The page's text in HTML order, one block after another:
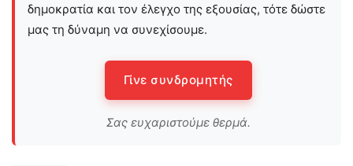
δημοκρατία και τον έλεγχο της εξουσίας, τότε δώστε
μας τη δύναμη να συνεχίσουμε.
Γίνε συνδρομητής
Σας ευχαριστούμε θερμά.